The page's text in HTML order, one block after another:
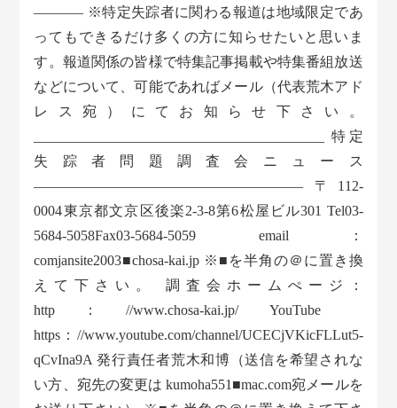
———– ※特定失踪者に関わる報道は地域限定であ
ってもできるだけ多くの方に知らせたいと思いま
す。報道関係の皆様で特集記事掲載や特集番組放送
などについて、可能であればメール（代表荒木アド
レス宛）にてお知らせ下さい。
_________________________________________ 特定
失踪者問題調査会ニュース
——————————————————— 〒112-
0004東京都文京区後楽2-3-8第6松屋ビル301 Tel03-
5684-5058Fax03-5684-5059 email：
comjansite2003■chosa-kai.jp ※■を半角の＠に置き換
えて下さい。 調査会ホームぺージ：
http：//www.chosa-kai.jp/ YouTube
https：//www.youtube.com/channel/UCECjVKicFLLut5-
qCvIna9A 発行責任者荒木和博（送信を希望されな
い方、宛先の変更は kumoha551■mac.com宛メールを